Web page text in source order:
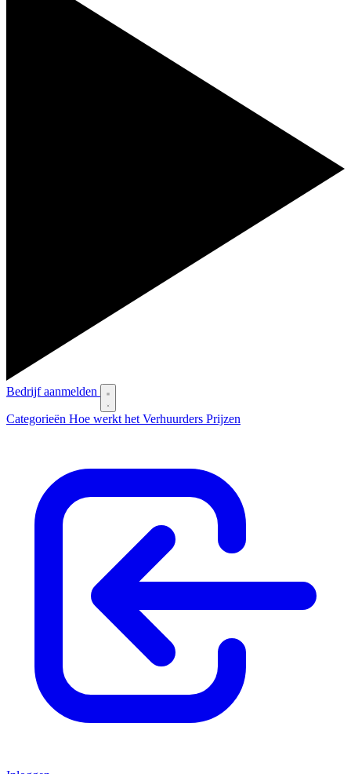
Bedrijf aanmelden
Categorieën Hoe werkt het Verhuurders Prijzen